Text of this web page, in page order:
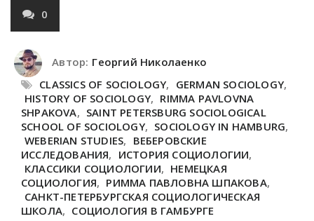
0
Автор: Георгий Николаенко
CLASSICS OF SOCIOLOGY, GERMAN SOCIOLOGY,
HISTORY OF SOCIOLOGY, RIMMA PAVLOVNA
SHPAKOVA, SAINT PETERSBURG SOCIOLOGICAL
SCHOOL OF SOCIOLOGY, SOCIOLOGY IN HAMBURG,
WEBERIAN STUDIES, ВЕБЕРОВСКИЕ
ИССЛЕДОВАНИЯ, ИСТОРИЯ СОЦИОЛОГИИ,
КЛАССИКИ СОЦИОЛОГИИ, НЕМЕЦКАЯ
СОЦИОЛОГИЯ, РИММА ПАВЛОВНА ШПАКОВА,
САНКТ-ПЕТЕРБУРГСКАЯ СОЦИОЛОГИЧЕСКАЯ
ШКОЛА, СОЦИОЛОГИЯ В ГАМБУРГЕ